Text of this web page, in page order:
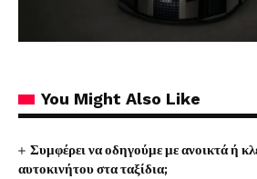
You Might Also Like
Συμφέρει να οδηγούμε με ανοικτά ή
αυτοκινήτου στα ταξίδια;